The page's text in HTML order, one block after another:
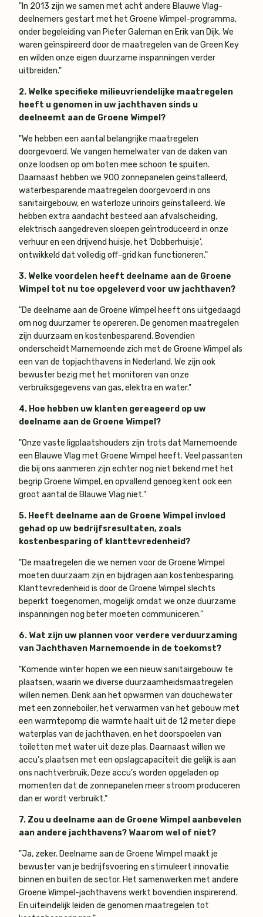
"In 2013 zijn we samen met acht andere Blauwe Vlag-
deelnemers gestart met het Groene Wimpel-programma,
onder begeleiding van Pieter Galeman en Erik van Dijk. We
waren geïnspireerd door de maatregelen van de Green Key
en wilden onze eigen duurzame inspanningen verder
uitbreiden."
2. Welke specifieke milieuvriendelijke maatregelen
heeft u genomen in uw jachthaven sinds u
deelneemt aan de Groene Wimpel?
"We hebben een aantal belangrijke maatregelen
doorgevoerd. We vangen hemelwater van de daken van
onze loodsen op om boten mee schoon te spuiten.
Daarnaast hebben we 900 zonnepanelen geïnstalleerd,
waterbesparende maatregelen doorgevoerd in ons
sanitairgebouw, en waterloze urinoirs geïnstalleerd. We
hebben extra aandacht besteed aan afvalscheiding,
elektrisch aangedreven sloepen geïntroduceerd in onze
verhuur en een drijvend huisje, het ‘Dobberhuisje’,
ontwikkeld dat volledig off-grid kan functioneren."
3. Welke voordelen heeft deelname aan de Groene
Wimpel tot nu toe opgeleverd voor uw jachthaven?
"De deelname aan de Groene Wimpel heeft ons uitgedaagd
om nog duurzamer te opereren. De genomen maatregelen
zijn duurzaam en kostenbesparend. Bovendien
onderscheidt Marnemoende zich met de Groene Wimpel als
een van de topjachthavens in Nederland. We zijn ook
bewuster bezig met het monitoren van onze
verbruiksgegevens van gas, elektra en water."
4. Hoe hebben uw klanten gereageerd op uw
deelname aan de Groene Wimpel?
"Onze vaste ligplaatshouders zijn trots dat Marnemoende
een Blauwe Vlag met Groene Wimpel heeft. Veel passanten
die bij ons aanmeren zijn echter nog niet bekend met het
begrip Groene Wimpel, en opvallend genoeg kent ook een
groot aantal de Blauwe Vlag niet."
5. Heeft deelname aan de Groene Wimpel invloed
gehad op uw bedrijfsresultaten, zoals
kostenbesparing of klanttevredenheid?
"De maatregelen die we nemen voor de Groene Wimpel
moeten duurzaam zijn en bijdragen aan kostenbesparing.
Klanttevredenheid is door de Groene Wimpel slechts
beperkt toegenomen, mogelijk omdat we onze duurzame
inspanningen nog beter moeten communiceren."
6. Wat zijn uw plannen voor verdere verduurzaming
van Jachthaven Marnemoende in de toekomst?
"Komende winter hopen we een nieuw sanitairgebouw te
plaatsen, waarin we diverse duurzaamheidsmaatregelen
willen nemen. Denk aan het opwarmen van douchewater
met een zonneboiler, het verwarmen van het gebouw met
een warmtepomp die warmte haalt uit de 12 meter diepe
waterplas van de jachthaven, en het doorspoelen van
toiletten met water uit deze plas. Daarnaast willen we
accu’s plaatsen met een opslagcapaciteit die gelijk is aan
ons nachtverbruik. Deze accu’s worden opgeladen op
momenten dat de zonnepanelen meer stroom produceren
dan er wordt verbruikt."
7. Zou u deelname aan de Groene Wimpel aanbevelen
aan andere jachthavens? Waarom wel of niet?
"Ja, zeker. Deelname aan de Groene Wimpel maakt je
bewuster van je bedrijfsvoering en stimuleert innovatie
binnen en buiten de sector. Het samenwerken met andere
Groene Wimpel-jachthavens werkt bovendien inspirerend.
En uiteindelijk leiden de genomen maatregelen tot